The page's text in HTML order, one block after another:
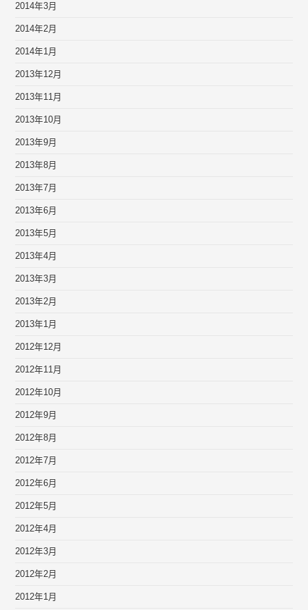
2014年3月
2014年2月
2014年1月
2013年12月
2013年11月
2013年10月
2013年9月
2013年8月
2013年7月
2013年6月
2013年5月
2013年4月
2013年3月
2013年2月
2013年1月
2012年12月
2012年11月
2012年10月
2012年9月
2012年8月
2012年7月
2012年6月
2012年5月
2012年4月
2012年3月
2012年2月
2012年1月